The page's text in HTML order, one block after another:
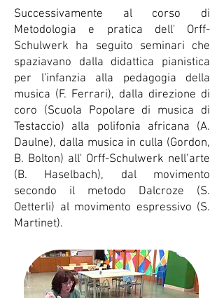
Successivamente al corso di
Metodologia e pratica dell' Orff-
Schulwerk ha seguito seminari che
spaziavano dalla didattica pianistica
per l'infanzia alla pedagogia della
musica (F. Ferrari), dalla direzione di
coro (Scuola Popolare di musica di
Testaccio) alla polifonia africana (A.
Daulne), dalla musica in culla (Gordon,
B. Bolton) all' Orff-Schulwerk nell’arte
(B. Haselbach), dal movimento
secondo il metodo Dalcroze (S.
Oetterli) al movimento espressivo (S.
Martinet).